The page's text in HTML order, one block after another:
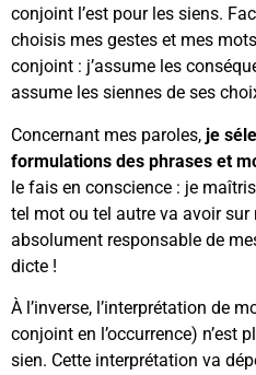
conjoint l’est pour les siens.
choisis mes gestes et mes
conjoint : j’assume les
assume les siennes de ses
Concernant mes paroles, je
formulations des phrases et
le fais en conscience : je
tel mot ou tel autre va avoir
absolument responsable de
dicte !
À l’inverse, l’interprétation de
conjoint en l’occurrence) n’est
sien. Cette interprétation va